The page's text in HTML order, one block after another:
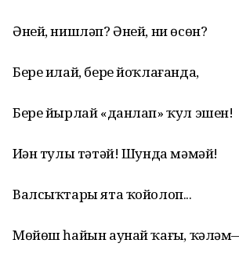
Әней, нишләп? Әней, ни өсөн?
Бере илай, бере йоҡлағанда,
Бере йырлай «данлап» ҡул эшен!
Иҙән тулы тәтәй! Шунда мәмәй!
Валсыҡтары ята ҡойолоп...
Мөйөш һайын аунай ҡағыҙ,